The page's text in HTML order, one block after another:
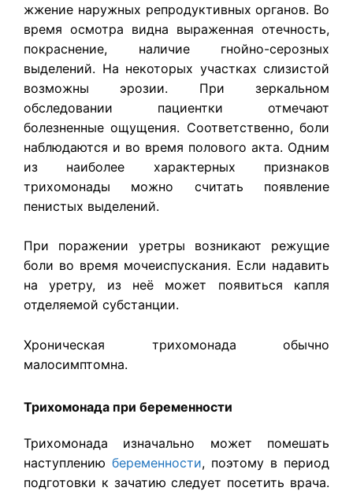
жжение наружных репродуктивных органов. Во
время осмотра видна выраженная отечность,
покраснение, наличие гнойно-серозных
выделений. На некоторых участках слизистой
возможны эрозии. При зеркальном
обследовании пациентки отмечают
болезненные ощущения. Соответственно, боли
наблюдаются и во время полового акта. Одним
из наиболее характерных признаков
трихомонады можно считать появление
пенистых выделений.
При поражении уретры возникают режущие
боли во время мочеиспускания. Если надавить
на уретру, из неё может появиться капля
отделяемой субстанции.
Хроническая трихомонада обычно
малосимптомна.
Трихомонада при беременности
Трихомонада изначально может помешать
наступлению беременности, поэтому в период
подготовки к зачатию следует посетить врача.